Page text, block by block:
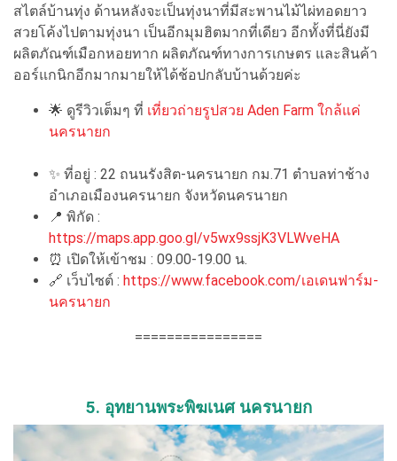
สไตล์บ้านทุ่ง ด้านหลังจะเป็นทุ่งนาที่มีสะพานไม้ไผ่ทอดยาว
สวยโค้งไปตามทุ่งนา เป็นอีกมุมฮิตมากที่เดียว อีกทั้งที่นี่ยังมี
ผลิตภัณฑ์เมือกหอยทาก ผลิตภัณฑ์ทางการเกษตร และสินค้า
ออร์แกนิกอีกมากมายให้ได้ช้อปกลับบ้านด้วยค่ะ
🌟 ดูรีวิวเต็มๆ ที่ เที่ยวถ่ายรูปสวย Aden Farm ใกล้แค่
นครนายก
✨ ที่อยู่ : 22 ถนนรังสิต-นครนายก กม.71 ตำบลท่าช้าง
อำเภอเมืองนครนายก จังหวัดนครนายก
📍 พิกัด :
https://maps.app.goo.gl/v5wx9ssjK3VLWveHA
⏰ เปิดให้เข้าชม : 09.00-19.00 น.
🔗 เว็บไซต์ : https://www.facebook.com/เอเดนฟาร์ม-
นครนายก
================
5. อุทยานพระพิฆเนศ นครนายก